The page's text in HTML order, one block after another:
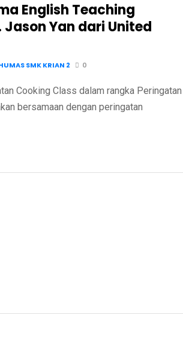
English Teaching
Yan dari United
SMK KRIAN 2 0
Cooking Class dalam rangka Peringatan
bersamaan dengan peringatan